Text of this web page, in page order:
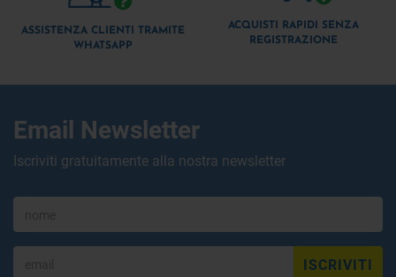
ASSISTENZA CLIENTI TRAMITE
WHATSAPP
ACQUISTI RAPIDI SENZA
REGISTRAZIONE
Email Newsletter
Iscriviti gratuitamente alla nostra newsletter
ISCRIVITI